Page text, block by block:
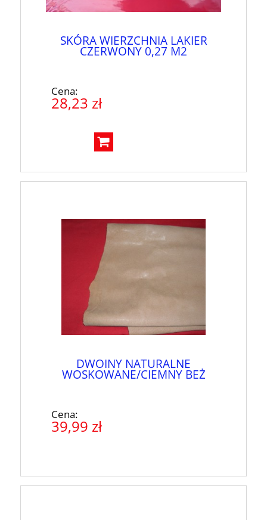
SKÓRA WIERZCHNIA LAKIER
CZERWONY 0,27 M2
Cena:
28,23 zł
DWOINY NATURALNE
WOSKOWANE/CIEMNY BEŻ
Cena:
39,99 zł